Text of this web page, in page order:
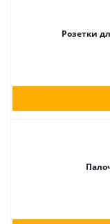
Розетки